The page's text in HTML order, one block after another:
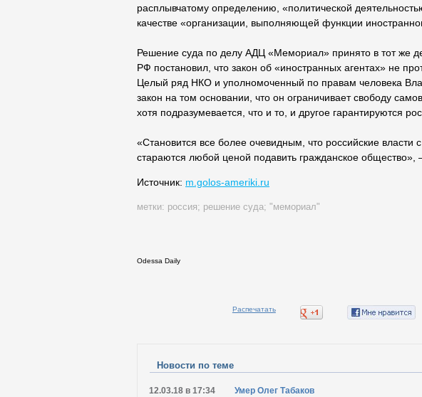
расплывчатому определению, «политической
качестве «организации, выполняющей функции
Решение суда по делу АДЦ «Мемориал» принято в тот же
РФ постановил, что закон об «иностранных агентах» не
Целый ряд НКО и уполномоченный по правам человека
закон на том основании, что он ограничивает свободу
хотя подразумевается, что и то, и другое гарантируются
«Становится все более очевидным, что российские власти
стараются любой ценой подавить гражданское общество»,
Источник: m.golos-ameriki.ru
метки: россия; решение суда; "мемориал"
Odessa Daily
Распечатать
Новости по теме
12.03.18 в 17:34 Умер Олег Табаков